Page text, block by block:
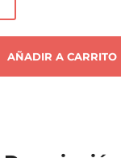
AÑADIR A CARRITO